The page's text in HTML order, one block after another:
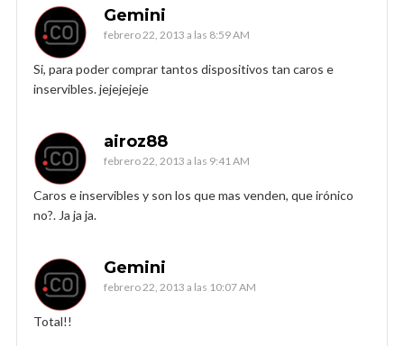
Gemini
febrero 22, 2013 a las 8:59 AM
Si, para poder comprar tantos dispositivos tan caros e
inservibles. jejejejeje
airoz88
febrero 22, 2013 a las 9:41 AM
Caros e inservibles y son los que mas venden, que irónico
no?. Ja ja ja.
Gemini
febrero 22, 2013 a las 10:07 AM
Total!!